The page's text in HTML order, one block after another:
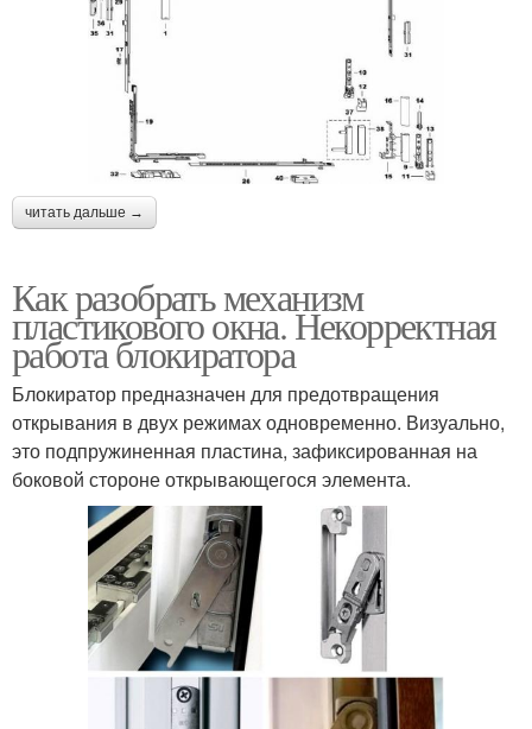
читать дальше →
Как разобрать механизм
пластикового окна. Некорректная
работа блокиратора
Блокиратор предназначен для предотвращения
открывания в двух режимах одновременно. Визуально,
это подпружиненная пластина, зафиксированная на
боковой стороне открывающегося элемента.